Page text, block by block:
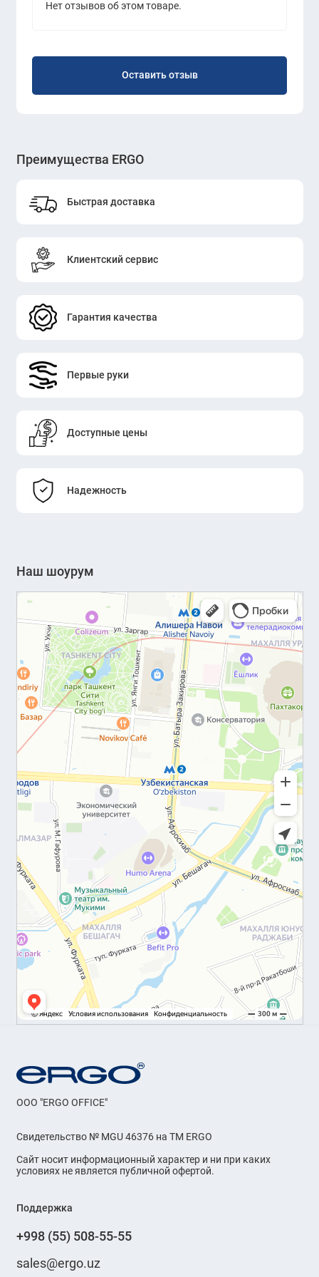
Нет отзывов об этом товаре.
Оставить отзыв
Преимущества ERGO
Быстрая доставка
Клиентский сервис
Гарантия качества
Первые руки
Доступные цены
Надежность
Наш шоурум
OOO "ERGO OFFICE"
Свидетельство № MGU 46376 на ТМ ERGO
Сайт носит информационный характер и ни при каких
условиях не является публичной офертой.
Поддержка
+998 (55) 508-55-55
sales@ergo.uz